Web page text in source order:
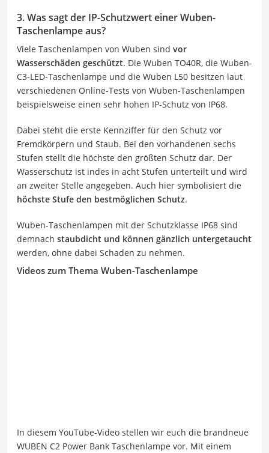
3. Was sagt der IP-Schutzwert einer Wuben-
Taschenlampe aus?
Viele Taschenlampen von Wuben sind vor
Wasserschäden geschützt. Die Wuben TO40R, die Wuben-
C3-LED-Taschenlampe und die Wuben L50 besitzen laut
verschiedenen Online-Tests von Wuben-Taschenlampen
beispielsweise einen sehr hohen IP-Schutz von IP68.
Dabei steht die erste Kennziffer für den Schutz vor
Fremdkörpern und Staub. Bei den vorhandenen sechs
Stufen stellt die höchste den größten Schutz dar. Der
Wasserschutz ist indes in acht Stufen unterteilt und wird
an zweiter Stelle angegeben. Auch hier symbolisiert die
höchste Stufe den bestmöglichen Schutz.
Wuben-Taschenlampen mit der Schutzklasse IP68 sind
demnach staubdicht und können gänzlich untergetaucht
werden, ohne dabei Schaden zu nehmen.
Videos zum Thema Wuben-Taschenlampe
In diesem YouTube-Video stellen wir euch die brandneue
WUBEN C2 Power Bank Taschenlampe vor. Mit einem